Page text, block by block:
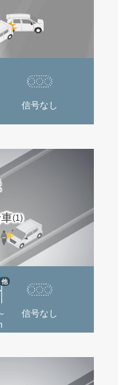
信号なし
(1)
他
信号なし